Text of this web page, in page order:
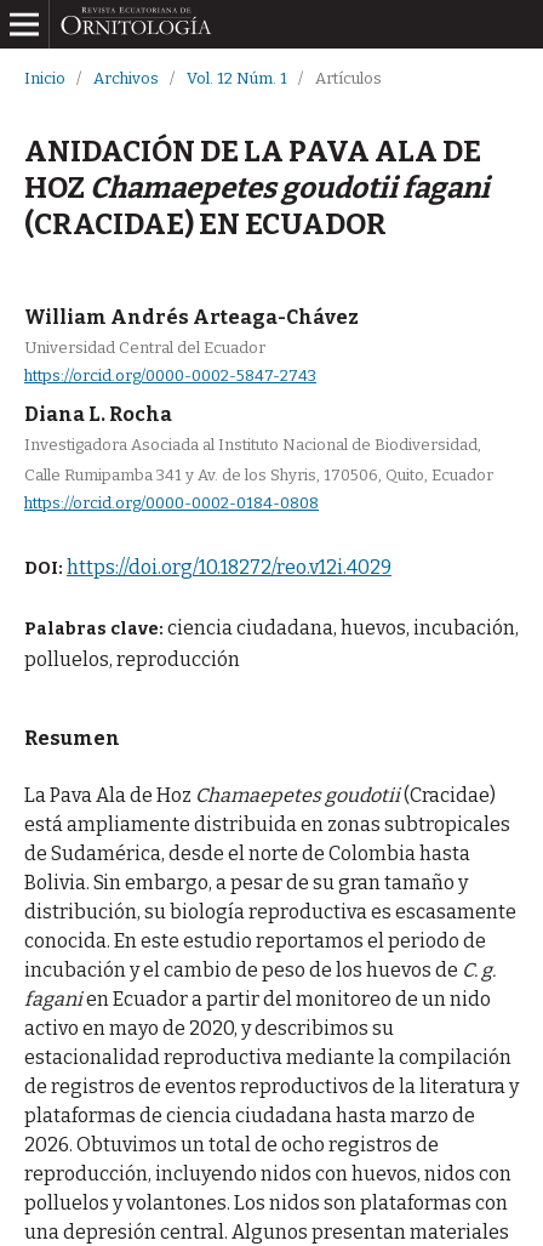
Inicio / Archivos / Vol. 12 Núm. 1 / Artículos
ANIDACIÓN DE LA PAVA ALA DE
HOZ Chamaepetes goudotii fagani
(CRACIDAE) EN ECUADOR
William Andrés Arteaga-Chávez
Universidad Central del Ecuador
https://orcid.org/0000-0002-5847-2743
Diana L. Rocha
Investigadora Asociada al Instituto Nacional de Biodiversidad,
Calle Rumipamba 341 y Av. de los Shyris, 170506, Quito, Ecuador
https://orcid.org/0000-0002-0184-0808
DOI: https://doi.org/10.18272/reo.v12i.4029
Palabras clave: ciencia ciudadana, huevos, incubación,
polluelos, reproducción
Resumen
La Pava Ala de Hoz Chamaepetes goudotii(Cracidae)
está ampliamente distribuida en zonas subtropicales
de Sudamérica, desde el norte de Colombia hasta
Bolivia. Sin embargo, a pesar de su gran tamaño y
distribución, su biología reproductiva es escasamente
conocida. En este estudio reportamos el periodo de
incubación y el cambio de peso de los huevos de C. g.
faganien Ecuador a partir del monitoreo de un nido
activo en mayo de 2020, y describimos su
estacionalidad reproductiva mediante la compilación
de registros de eventos reproductivos de la literatura y
plataformas de ciencia ciudadana hasta marzo de
2026. Obtuvimos un total de ocho registros de
reproducción, incluyendo nidos con huevos, nidos con
polluelos y volantones. Los nidos son plataformas con
una depresión central. Algunos presentan materiales